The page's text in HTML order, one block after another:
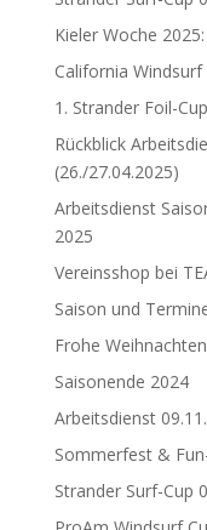
Kieler Woche
California Windsurf
1. Strander Foil-
Rückblick
(26./27.04.2025)
Arbeitsdienst
2025
Vereinsshop bei
Saison und
Frohe
Saisonende 2024
Arbeitsdienst
Sommerfest &
Strander Surf-Cup